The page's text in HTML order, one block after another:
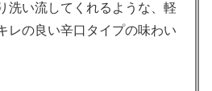
洗い流してくれるような、軽
レの良い辛口タイプの味わい